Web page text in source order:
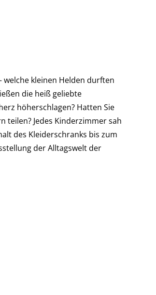
welche kleinen Helden durften
die heiß geliebte
höherschlagen? Hatten Sie
teilen? Jedes Kinderzimmer sah
des Kleiderschranks bis zum
der Alltagswelt der